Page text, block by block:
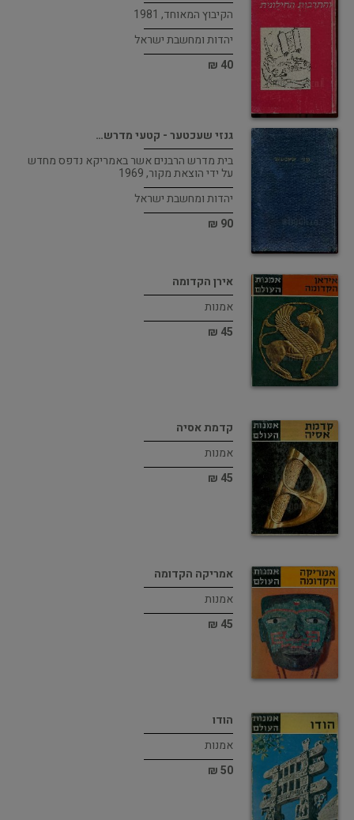
הקיבוץ המאוחד, 1981
יהדות ומחשבת ישראל
40 ₪
גנזי שעכטער - קטעי מדרש…
בית מדרש הרבנים אשר באמריקא נדפס מחדש
על ידי הוצאת מקור, 1969
יהדות ומחשבת ישראל
90 ₪
אירן הקדומה
אמנות
45 ₪
קדמת אסיה
אמנות
45 ₪
אמריקה הקדומה
אמנות
45 ₪
הודו
אמנות
50 ₪